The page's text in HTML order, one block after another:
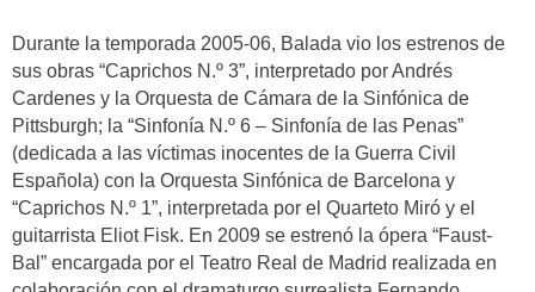
Durante la temporada 2005-06, Balada vio los estrenos de
sus obras “Caprichos N.º 3”, interpretado por Andrés
Cardenes y la Orquesta de Cámara de la Sinfónica de
Pittsburgh; la “Sinfonía N.º 6 – Sinfonía de las Penas”
(dedicada a las víctimas inocentes de la Guerra Civil
Española) con la Orquesta Sinfónica de Barcelona y
“Caprichos N.º 1”, interpretada por el Quarteto Miró y el
guitarrista Eliot Fisk. En 2009 se estrenó la ópera “Faust-
Bal” encargada por el Teatro Real de Madrid realizada en